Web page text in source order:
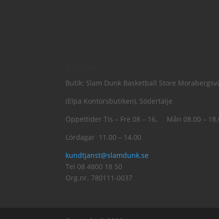
Butik: Slam Dunk Basketball Store
(Elpa Kontorsbutiken), Södertälje
Öppettider Tis – Fre 08 – 16, Mån 08.00 –
Lördagar 11.00 – 14.00
kundtjanst@slamdunk.se
Tel 08 4800 18 50
Org.nr. 780111-0037